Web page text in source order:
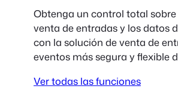
Obtenga un control total sobre
venta de entradas y los datos
con la solución de venta de
eventos más segura y flexible
Ver todas las funciones